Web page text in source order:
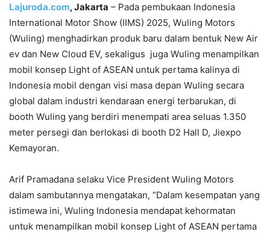
Lajuroda.com, Jakarta – Pada pembukaan Indonesia
International Motor Show (IIMS) 2025, Wuling Motors
(Wuling) menghadirkan produk baru dalam bentuk New Air
ev dan New Cloud EV, sekaligus juga Wuling menampilkan
mobil konsep Light of ASEAN untuk pertama kalinya di
Indonesia mobil dengan visi masa depan Wuling secara
global dalam industri kendaraan energi terbarukan, di
booth Wuling yang berdiri menempati area seluas 1.350
meter persegi dan berlokasi di booth D2 Hall D, Jiexpo
Kemayoran.
Arif Pramadana selaku Vice President Wuling Motors
dalam sambutannya mengatakan, “Dalam kesempatan yang
istimewa ini, Wuling Indonesia mendapat kehormatan
untuk menampilkan mobil konsep Light of ASEAN pertama